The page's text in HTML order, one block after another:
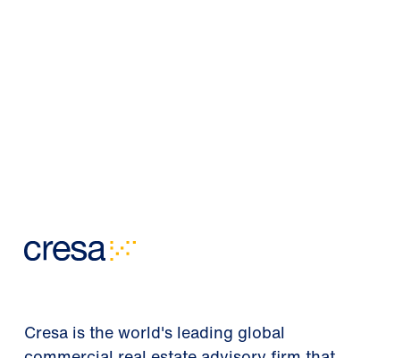
Cresa is the world's leading global